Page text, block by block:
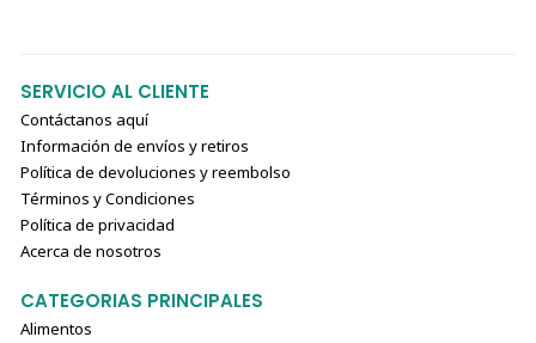
SERVICIO AL CLIENTE
Contáctanos aquí
Información de envíos y retiros
Política de devoluciones y reembolso
Términos y Condiciones
Política de privacidad
Acerca de nosotros
CATEGORIAS PRINCIPALES
Alimentos